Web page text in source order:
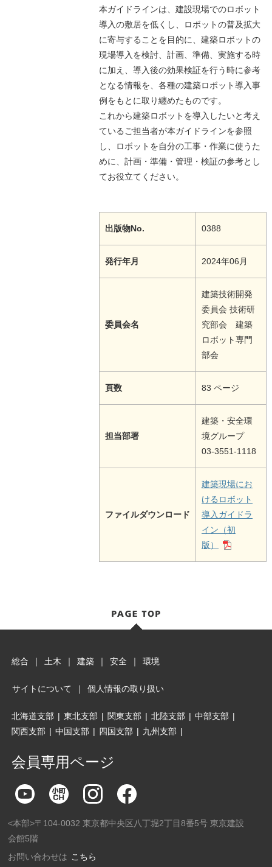
本ガイドラインは、建設現場でのロボット
導⼊の敷居を低くし、ロボットの普及拡⼤
に寄与することを目的に、建築ロボットの
現場導⼊を検討、計画、準備、実施する時
に加え、導⼊後の効果検証を行う時に参考
となる情報を、各種の建築ロボット導⼊事
例をもとに取り纏めたものです。
これから建築ロボットを導⼊したいと考え
ているご担当者が本ガイドラインを参照
し、ロボットを⾃分の⼯事・作業に使うた
めに、計画・準備・管理・検証の参考とし
てお役立てください。
出版物No. 0388
発行年月 2024年06月
委員会名
建築技術開発
委員会 技術研
究部会 建築
ロボット専門
部会
頁数 83 ページ
担当部署
建築・安全環
境グループ
03-3551-1118
ファイルダウンロード
建築現場にお
けるロボット
導⼊ガイドラ
イン（初
版）
総合 ｜ 土木 ｜ 建築 ｜ 安全 ｜ 環境
サイトについて ｜ 個人情報の取り扱い
北海道支部 | 東北支部 | 関東支部 | 北陸支部 | 中部支部 |
関西支部 | 中国支部 | 四国支部 | 九州支部 |
会員専用ページ
<本部>〒104-0032 東京都中央区八丁堀2丁目8番5号 東京建設
会館5階
お問い合わせは こちら